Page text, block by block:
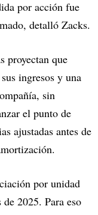
por acción fue
detalló Zacks.
proyectan que
ingresos y una
sin
el punto de
ajustadas antes de
por unidad
2025. Para eso